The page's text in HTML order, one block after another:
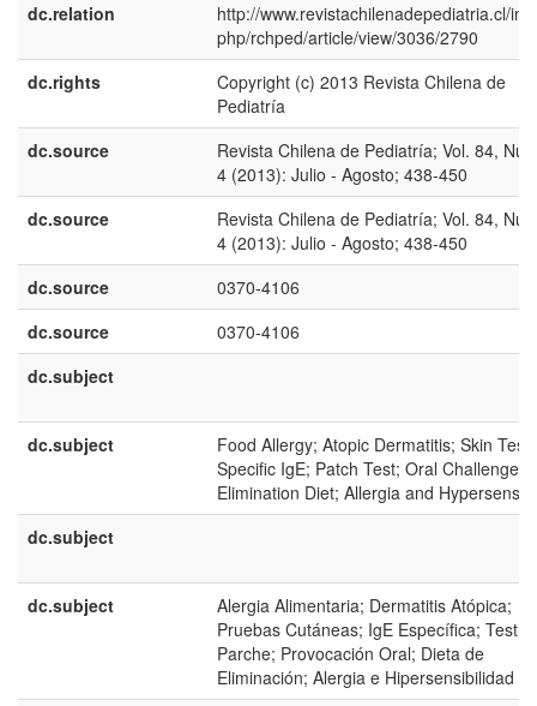
dc.relation
http://www.revistachilenadepediatria.cl/
php/rchped/article/view/3036/2790
dc.rights
Copyright (c) 2013 Revista Chilena de
Pediatría
dc.source
Revista Chilena de Pediatría; Vol. 84,
4 (2013): Julio - Agosto; 438-450
dc.source
Revista Chilena de Pediatría; Vol. 84,
4 (2013): Julio - Agosto; 438-450
dc.source
0370-4106
dc.source
0370-4106
dc.subject
dc.subject
Food Allergy; Atopic Dermatitis; Skin
Specific IgE; Patch Test; Oral Challenge;
Elimination Diet; Allergia and
dc.subject
dc.subject
Alergia Alimentaria; Dermatitis Atópica;
Pruebas Cutáneas; IgE Específica; Test
Parche; Provocación Oral; Dieta de
Eliminación; Alergia e Hipersensibilidad